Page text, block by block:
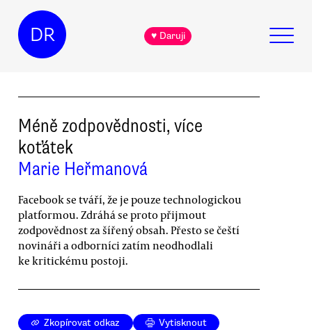
DR ♥ Daruji
Méně zodpovědnosti, více
koťátek
Marie Heřmanová
Facebook se tváří, že je pouze technologickou
platformou. Zdráhá se proto přijmout
zodpovědnost za šířený obsah. Přesto se čeští
novináři a odborníci zatím neodhodlali
ke kritickému postoji.
Zkopírovat odkaz Vytisknout